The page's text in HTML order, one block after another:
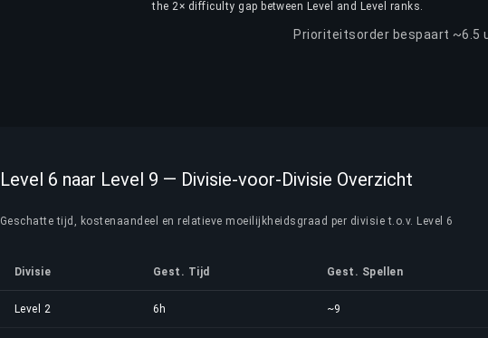
the 2× difficulty gap between Level and Level ranks.
Prioriteitsorder bespaart ~6.5
Level 6 naar Level 9 — Divisie-voor-Divisie Overzicht
Geschatte tijd, kostenaandeel en relatieve moeilijkheidsgraad per divisie t.o.v. Level 6
Divisie Gest. Tijd Gest. Spellen
Level 2 6h ~9